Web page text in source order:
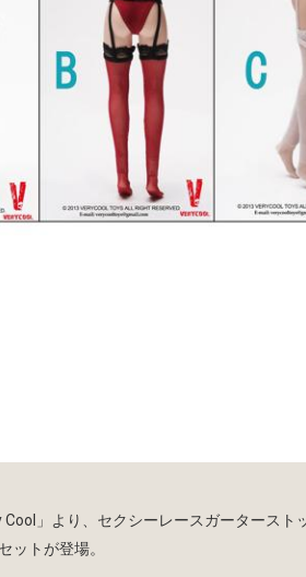
Cool」より、セクシーレースガータースト
ットが登場。